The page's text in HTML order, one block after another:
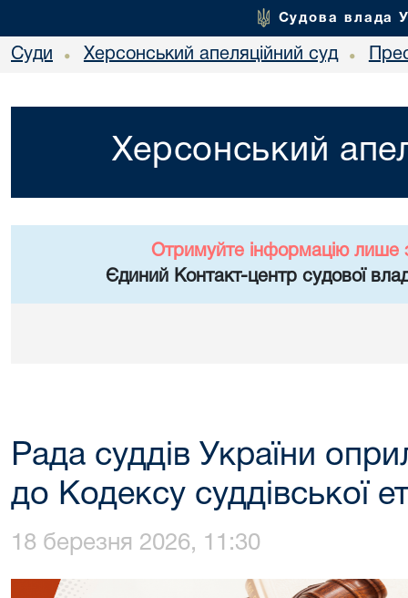
Судова влада
Суди • Херсонський апеляційний суд •
Херсонський
Отримуйте інформацію лише
Єдиний Контакт-центр судової
Рада суддів України
до Кодексу суддівської
18 березня 2026, 11:30